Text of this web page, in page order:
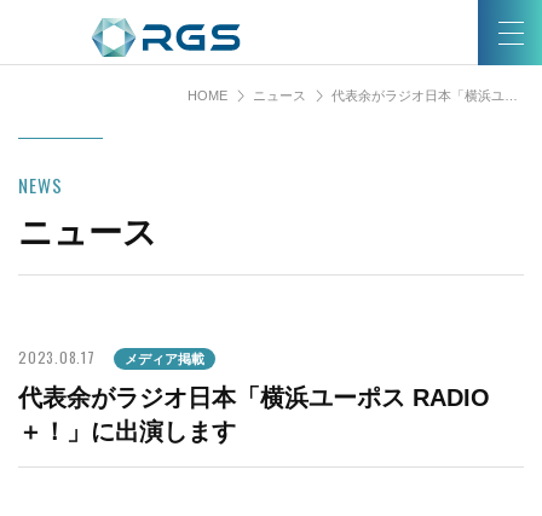
HOME ニュース
NEWS
ニュース
2023.08.17 メディア掲載
代表余がラジオ日本「横浜ユーポス RADIO
＋！」に出演します